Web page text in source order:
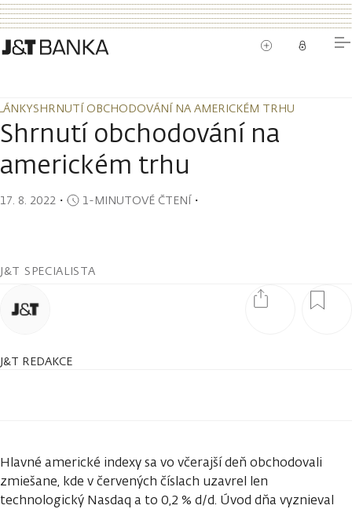
SHRNUTÍ OBCHODOVÁNÍ NA AMERICKÉM TRHU
SHRNUTÍ OBCHODOVÁNÍ NA AMERICKÉM TRHU
Shrnutí obchodování na
americkém trhu
17. 8. 2022 ・ 1-MINUTOVÉ ČTENÍ・
J&T SPECIALISTA
J&T REDAKCE
Hlavné americké indexy sa vo včerajší deň obchodovali
zmiešane, kde v červených číslach uzavrel len
technologický Nasdaq a to 0,2 % d/d. Úvod dňa vyznieval